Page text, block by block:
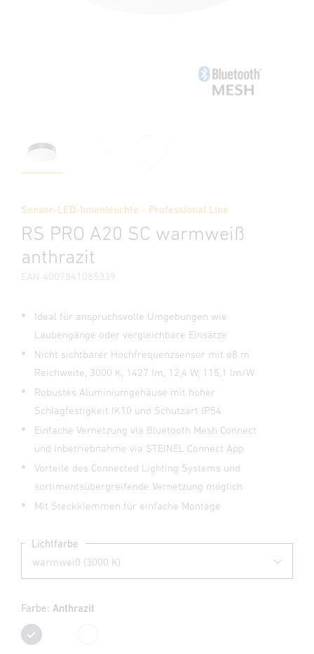
Sensor-LED-Innenleuchte - Professional Line
RS PRO A20 SC warmweiß
anthrazit
EAN 4007841085339
Ideal für anspruchsvolle Umgebungen wie
Laubengänge oder vergleichbare Einsätze
Nicht sichtbarer Hochfrequenzsensor mit ø8 m
Reichweite, 3000 K, 1427 lm, 12,4 W, 115,1 lm/W
Robustes Aluminiumgehäuse mit hoher
Schlagfestigkeit IK10 und Schutzart IP54
Einfache Vernetzung via Bluetooth Mesh Connect
und Inbetriebnahme via STEINEL Connect App
Vorteile des Connected Lighting Systems und
sortimentsübergreifende Vernetzung möglich
Mit Steckklemmen für einfache Montage
Lichtfarbe
Farbe: Anthrazit
Anthrazit